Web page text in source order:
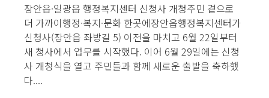
장안읍·일광읍 행정복지센터 신청사 개청주민 곁으로
더 가까이행정·복지·문화 한곳에장안읍행정복지센터가
신청사(장안읍 좌방길 5) 이전을 마치고 6월 22일부터
새 청사에서 업무를 시작했다. 이어 6월 29일에는 신청
사 개청식을 열고 주민들과 함께 새로운 출발을 축하했
다....